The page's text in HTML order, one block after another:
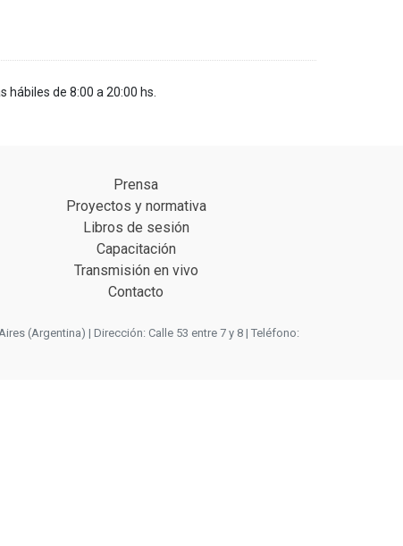
hábiles de 8:00 a 20:00 hs.
Prensa
Proyectos y normativa
Libros de sesión
Capacitación
Transmisión en vivo
Contacto
(Argentina) | Dirección: Calle 53 entre 7 y 8 | Teléfono: